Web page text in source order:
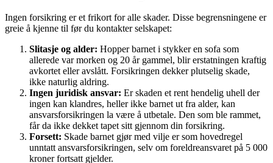
Ingen forsikring er et frikort for alle skader. Disse begrensningene er
greie å kjenne til før du kontakter selskapet:
Slitasje og alder: Hopper barnet i stykker en sofa som
allerede var morken og 20 år gammel, blir erstatningen kraftig
avkortet eller avslått. Forsikringen dekker plutselig skade,
ikke naturlig aldring.
Ingen juridisk ansvar: Er skaden et rent hendelig uhell der
ingen kan klandres, heller ikke barnet ut fra alder, kan
ansvarsforsikringen la være å utbetale. Den som ble rammet,
får da ikke dekket tapet sitt gjennom din forsikring.
Forsett: Skade barnet gjør med vilje er som hovedregel
unntatt ansvarsforsikringen, selv om foreldreansvaret på 5 000
kroner fortsatt gjelder.